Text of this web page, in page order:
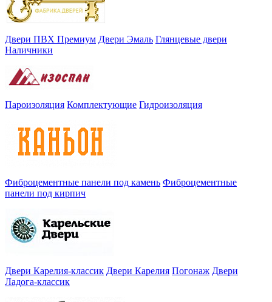
Двери ПВХ Премиум Двери Эмаль Глянцевые двери
Наличники
Пароизоляция Комплектующие Гидроизоляция
Фиброцементные панели под камень Фиброцементные
панели под кирпич
Двери Карелия-классик Двери Карелия Погонаж Двери
Ладога-классик